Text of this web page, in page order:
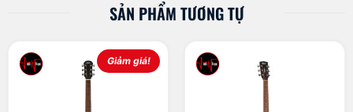
SẢN PHẨM TƯƠNG TỰ
Giảm giá!